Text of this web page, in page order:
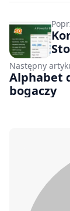
Następny
Alphabet
bogaczy